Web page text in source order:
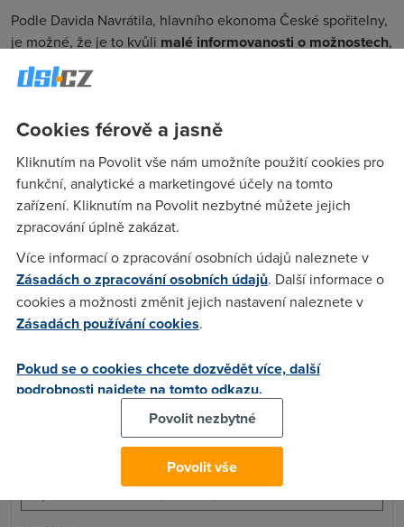
Podle Davida Navrátila, hlavního ekonoma České spořitelny,
je možné, že je to kvůli malé informovanosti o možnostech,
slabší vyjednávací pozici nebo nemožnosti být například
pracovním počítači nebo notebooku
Mimo to průzkum prokázal, že nejvíc v průměru platí občané
Prahy (750 Kč) a Středočeši (734 Kč)
Vysočině (600 Kč). Vláda neustále slibuje, že bude na
operátory tlačit, abyceny srazili, nicméně zatím zůstalo jen
u řečí a operátoři tak mezi sebou drží jakýsi kartel.
Trápí vás rychlost internetu u
vás doma?
Pokud máte doma pomalý internet, prověřte, jestli na vaší
Dostupnost služeb
Zadejte ulici, číslo popisné, obec a použijte našeptávač.
Cookies férově a jasně
Kliknutím na Povolit vše nám umožníte použití cookies pro
funkční, analytické a marketingové účely na tomto
zařízení. Kliknutím na Povolit nezbytné můžete jejich
zpracování úplně zakázat.
Více informací o zpracování osobních údajů naleznete v
Zásadách o zpracování osobních údajů. Další informace o
cookies a možnosti změnit jejich nastavení naleznete v
Zásadách používání cookies.
Pokud se o cookies chcete dozvědět více, další
podrobnosti najdete na tomto odkazu.
Povolit nezbytné
Povolit vše